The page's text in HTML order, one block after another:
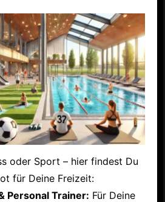
oder Sport – hier findest Du
für Deine Freizeit:
Personal Trainer: Für Deine